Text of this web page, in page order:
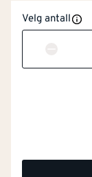
Velg antall